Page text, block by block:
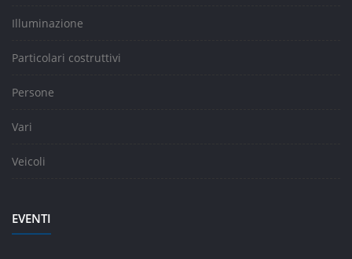
Illuminazione
Particolari costruttivi
Persone
Vari
Veicoli
EVENTI